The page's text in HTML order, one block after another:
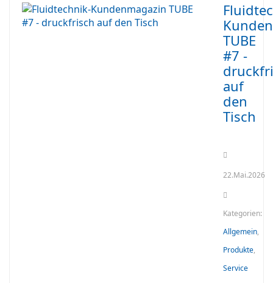
TUBE
#7 -
auf
den
Tisch
22.Mai.2026
Kategorien:
Allgemein,
Produkte,
Service